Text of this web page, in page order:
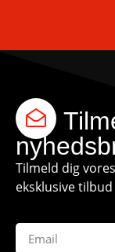
Tilmeld dig
eksklusive